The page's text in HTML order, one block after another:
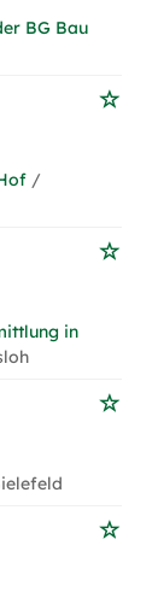
BG Bau
/
in